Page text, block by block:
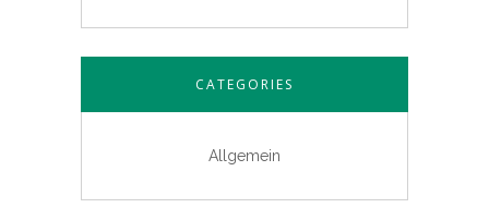
CATEGORIES
Allgemein